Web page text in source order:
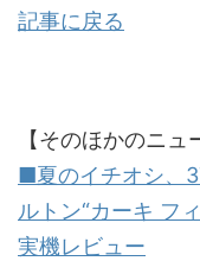
記事に戻る
【そのほかのニュ
■夏のイチオシ、
ルトン“カーキ フ
実機レビュー